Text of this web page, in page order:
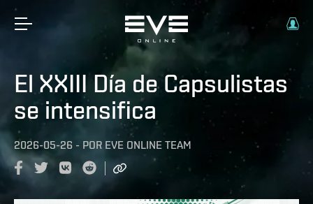
El XXIII Día de Capsulistas
se intensifica
2026-05-26 - POR EVE ONLINE TEAM